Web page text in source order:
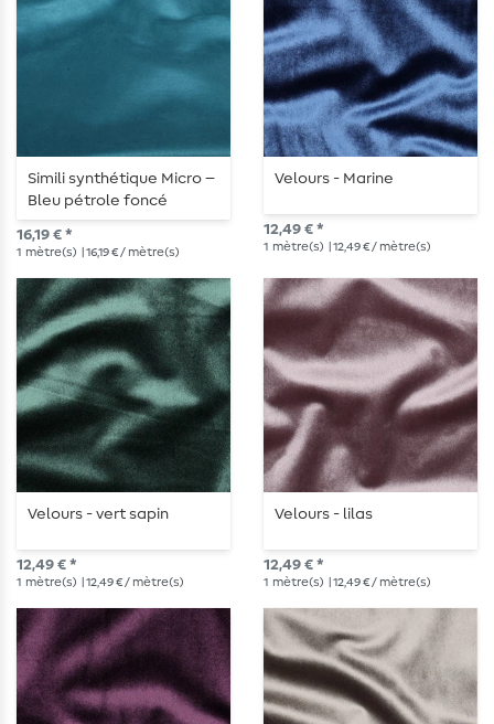
Simili synthétique Micro –
Bleu pétrole foncé
16,19 € *
1 mètre(s) | 16,19 € / mètre(s)
Velours - Marine
12,49 € *
1 mètre(s) | 12,49 € / mètre(s)
Velours - vert sapin
12,49 € *
1 mètre(s) | 12,49 € / mètre(s)
Velours - lilas
12,49 € *
1 mètre(s) | 12,49 € / mètre(s)